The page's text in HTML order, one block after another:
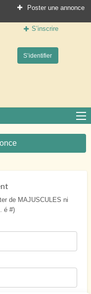
Poster une annonce
S’inscrire
S’identifier
Ostrea.org
de MAJUSCULES ni
é #)